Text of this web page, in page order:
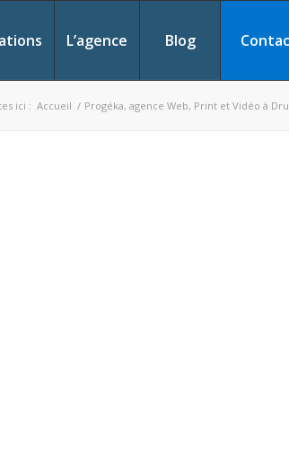
L’agence Blog
ici : Accueil / Progéka, agence Web, Print et Vidéo à